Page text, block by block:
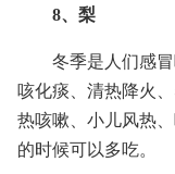
8、梨
冬季是人们感
咳化痰、清热降火
热咳嗽、小儿风热
的时候可以多吃。